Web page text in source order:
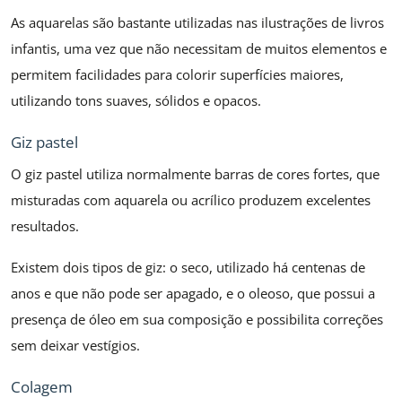
As aquarelas são bastante utilizadas nas ilustrações de livros
infantis, uma vez que não necessitam de muitos elementos e
permitem facilidades para colorir superfícies maiores,
utilizando tons suaves, sólidos e opacos.
Giz pastel
O giz pastel utiliza normalmente barras de cores fortes, que
misturadas com aquarela ou acrílico produzem excelentes
resultados.
Existem dois tipos de giz: o seco, utilizado há centenas de
anos e que não pode ser apagado, e o oleoso, que possui a
presença de óleo em sua composição e possibilita correções
sem deixar vestígios.
Colagem